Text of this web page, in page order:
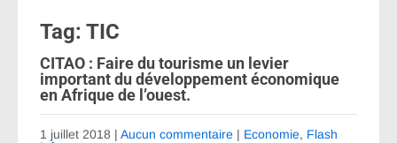
Tag: TIC
CITAO : Faire du tourisme un levier
important du développement économique
en Afrique de l’ouest.
1 juillet 2018 | Aucun commentaire | Economie, Flash